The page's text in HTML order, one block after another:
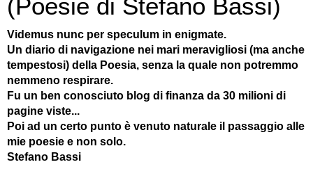
(Poesie di Stefano Bassi)
Videmus nunc per speculum in enigmate.
Un diario di navigazione nei mari meravigliosi (ma anche
tempestosi) della Poesia, senza la quale non potremmo
nemmeno respirare.
Fu un ben conosciuto blog di finanza da 30 milioni di
pagine viste...
Poi ad un certo punto è venuto naturale il passaggio alle
mie poesie e non solo.
Stefano Bassi